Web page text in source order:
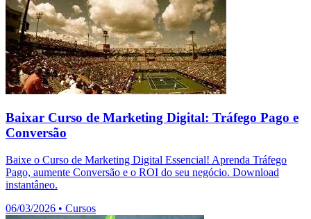
Baixar Curso de Marketing Digital: Tráfego Pago e
Conversão
Baixe o Curso de Marketing Digital Essencial! Aprenda Tráfego
Pago, aumente Conversão e o ROI do seu negócio. Download
instantâneo.
06/03/2026 • Cursos